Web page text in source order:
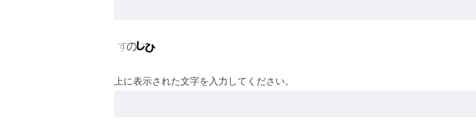
上に表示された文字を入力してください。